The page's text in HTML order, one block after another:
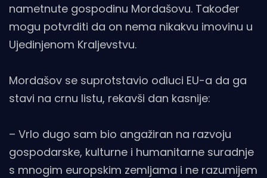
nametnute gospodinu Mordašovu. Također
mogu potvrditi da on nema nikakvu imovinu u
Ujedinjenom Kraljevstvu.
Mordašov se suprotstavio odluci EU-a da ga
stavi na crnu listu, rekavši dan kasnije:
– Vrlo dugo sam bio angažiran na razvoju
gospodarske, kulturne i humanitarne suradnje
s mnogim europskim zemljama i ne razumijem